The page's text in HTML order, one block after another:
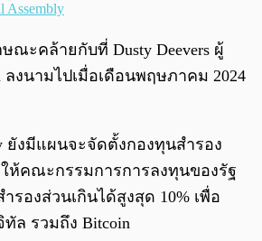
Assembly
ะคล้ายกับที่ Dusty Deevers ผู้
ลงนามไปเมื่อเดือนพฤษภาคม 2024
ยังมีแผนจะจัดตั้งกองทุนสำรอง
ห้คณะกรรมการการลงทุนของรัฐ
รองส่วนเกินได้สูงสุด 10% เพื่อ
ล รวมถึง Bitcoin